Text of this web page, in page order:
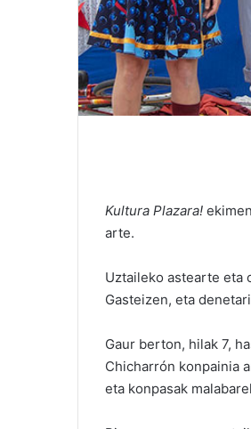
Kultura Plazara!
arte.
Uztaileko astearte eta
Gasteizen, eta
Gaur berton, hilak 7,
Chicharrón konpainia
eta konpasak